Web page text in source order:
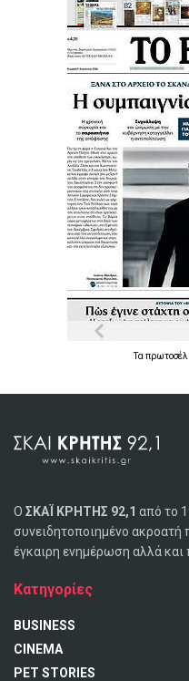
Τα
Ο ΣΚΑΪ ΚΡΗΤΗΣ 92,1 από το
συνειδητοποιημένο
έγκαιρη ενημέρωση αλλά και
Κατηγορίες
BUSINESS
CINEMA
PET STORIES